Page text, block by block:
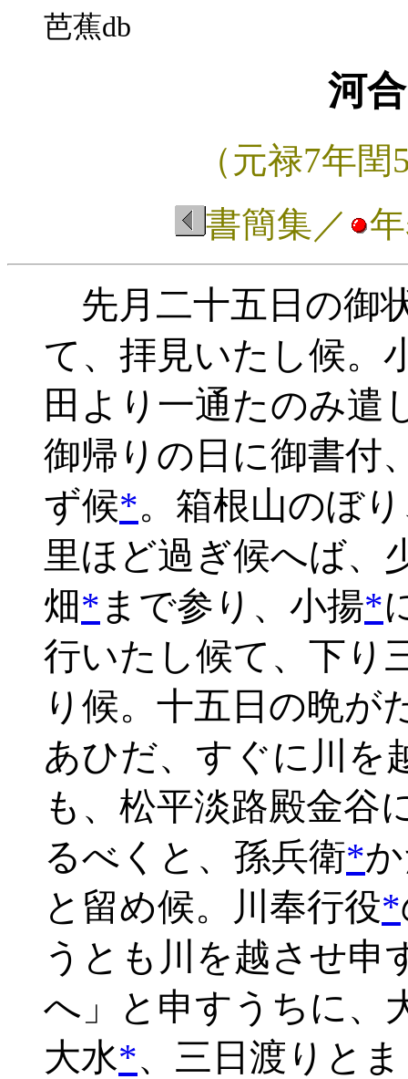
芭蕉db
河
（元禄7年
書簡集／
先月二十五日の御
て、拝見いたし候。
田より一通たのみ遣
御帰りの日に御書付
ず候*。箱根山のぼ
里ほど過ぎ候へば、
畑* まで参り、小揚*
行いたし候て、下り
り候。十五日の晩が
あひだ、すぐに川を
も、松平淡路殿金谷
るべくと、孫兵衛*
と留め候。川奉行役*
うとも川を越させ申
へ」と申すうちに、
大水*、三日渡りと